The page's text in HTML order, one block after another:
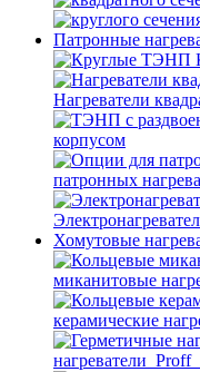
Патронные
Нагреватели
корпусом
патронных
Хомутовые
миканитовые
керамические